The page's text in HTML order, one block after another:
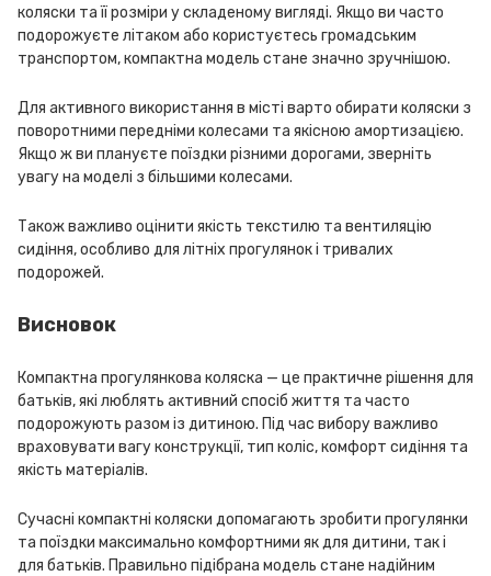
коляски та її розміри у складеному вигляді. Якщо ви часто
подорожуєте літаком або користуєтесь громадським
транспортом, компактна модель стане значно зручнішою.
Для активного використання в місті варто обирати коляски з
поворотними передніми колесами та якісною амортизацією.
Якщо ж ви плануєте поїздки різними дорогами, зверніть
увагу на моделі з більшими колесами.
Також важливо оцінити якість текстилю та вентиляцію
сидіння, особливо для літніх прогулянок і тривалих
подорожей.
Висновок
Компактна прогулянкова коляска — це практичне рішення для
батьків, які люблять активний спосіб життя та часто
подорожують разом із дитиною. Під час вибору важливо
враховувати вагу конструкції, тип коліс, комфорт сидіння та
якість матеріалів.
Сучасні компактні коляски допомагають зробити прогулянки
та поїздки максимально комфортними як для дитини, так і
для батьків. Правильно підібрана модель стане надійним